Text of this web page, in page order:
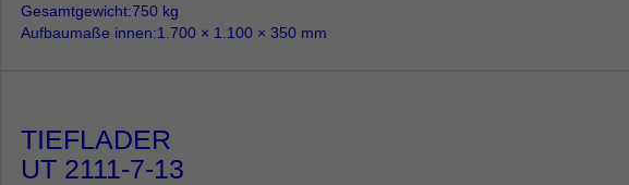
Gesamtgewicht 750 kg
Aufbaumaße innen 1.700 × 1.100 × 350 mm
TIEFLADER
UT 2111-7-13